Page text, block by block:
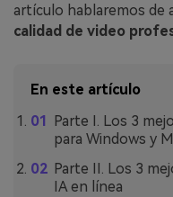
artículo hablaremos de
calidad de video
En este artículo
Parte I. Los 3
para Windows y
Parte II. Los 3
IA en línea